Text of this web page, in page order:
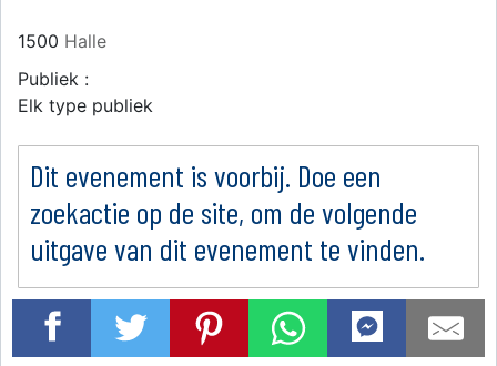
1500 Halle
Publiek :
Elk type publiek
Dit evenement is voorbij. Doe een
zoekactie op de site, om de volgende
uitgave van dit evenement te vinden.